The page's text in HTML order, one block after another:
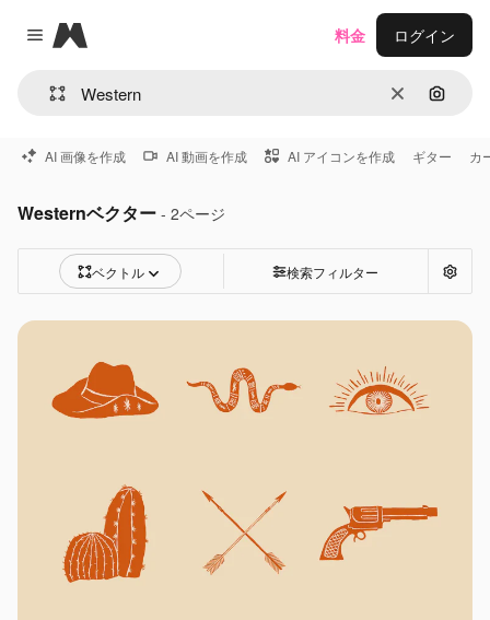
Close menu
Magnific
消去 画像で
料金 ログイン
AI 画像を作成 AI 動画を作成 AI アイコンを作成 ギター カ
Westernベクター - 2ページ
ベクトル 検索フィルター